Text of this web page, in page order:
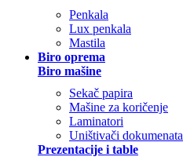
Penkala
Lux penkala
Mastila
Biro oprema
Biro mašine
Sekač papira
Mašine za koričenje
Laminatori
Uništivači dokumenata
Prezentacije i table